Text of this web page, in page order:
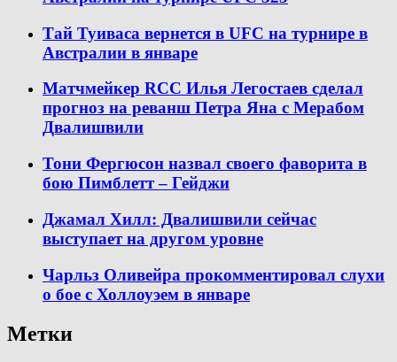
Тай Туиваса вернется в UFC на турнире в
Австралии в январе
Матчмейкер RCC Илья Легостаев сделал
прогноз на реванш Петра Яна с Мерабом
Двалишвили
Тони Фергюсон назвал своего фаворита в
бою Пимблетт – Гейджи
Джамал Хилл: Двалишвили сейчас
выступает на другом уровне
Чарльз Оливейра прокомментировал слухи
о бое с Холлоуэем в январе
Метки